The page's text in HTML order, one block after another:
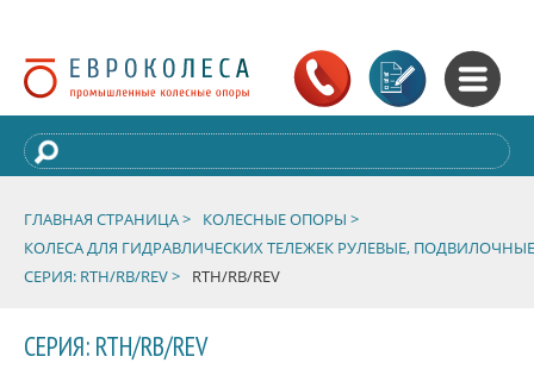
ГЛАВНАЯ СТРАНИЦА >
КОЛЕСНЫЕ ОПОРЫ >
КОЛЕСА ДЛЯ ГИДРАВЛИЧЕСКИХ ТЕЛЕЖЕК РУЛЕВЫЕ,
СЕРИЯ: RTH/RB/REV >
RTH/RB/REV
СЕРИЯ: RTH/RB/REV